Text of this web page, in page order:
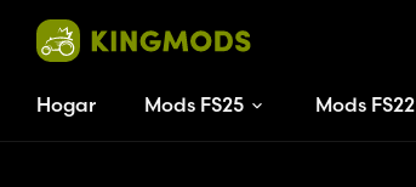
Hogar Mods FS25 Mods FS22